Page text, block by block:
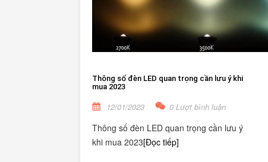
Thông số đèn LED quan trọng cần lưu ý khi
mua 2023
12/01/2023 0 Lượt bình luận
Thông số đèn LED quan trọng cần lưu ý
khi mua 2023[Đọc tiếp]